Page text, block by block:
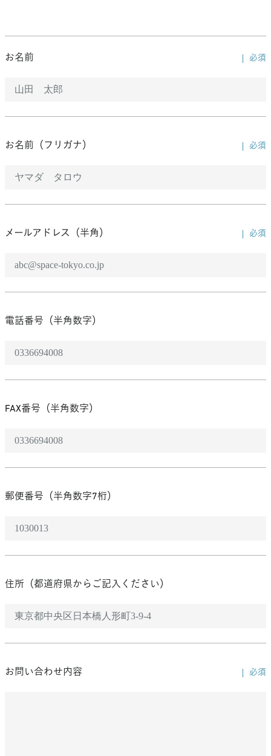
お名前 必須
お名前（フリガナ） 必須
メールアドレス（半角） 必須
電話番号（半角数字）
FAX番号（半角数字）
郵便番号（半角数字7桁）
住所​（都道府県からご記入ください）
お問い合わせ内容 必須